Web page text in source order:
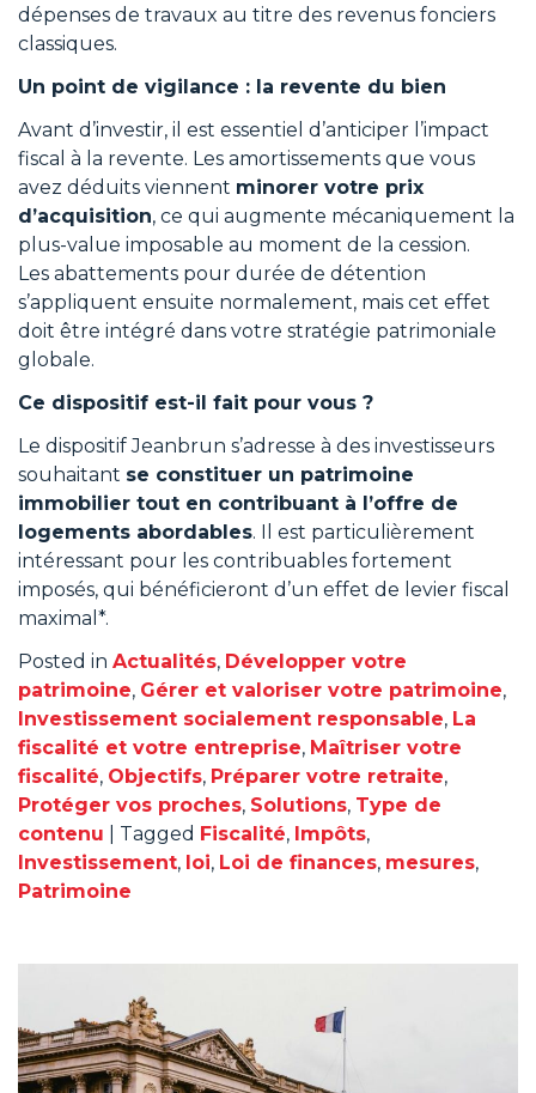
dépenses de travaux au titre des revenus fonciers
classiques.
Un point de vigilance : la revente du bien
Avant d’investir, il est essentiel d’anticiper l’impact
fiscal à la revente. Les amortissements que vous
avez déduits viennent minorer votre prix
d’acquisition, ce qui augmente mécaniquement la
plus-value imposable au moment de la cession.
Les abattements pour durée de détention
s’appliquent ensuite normalement, mais cet effet
doit être intégré dans votre stratégie patrimoniale
globale.
Ce dispositif est-il fait pour vous ?
Le dispositif Jeanbrun s’adresse à des investisseurs
souhaitant se constituer un patrimoine
immobilier tout en contribuant à l’offre de
logements abordables. Il est particulièrement
intéressant pour les contribuables fortement
imposés, qui bénéficieront d’un effet de levier fiscal
maximal*.
Posted in Actualités, Développer votre
patrimoine, Gérer et valoriser votre patrimoine,
Investissement socialement responsable, La
fiscalité et votre entreprise, Maîtriser votre
fiscalité, Objectifs, Préparer votre retraite,
Protéger vos proches, Solutions, Type de
contenu
Tagged Fiscalité, Impôts,
Investissement, loi, Loi de finances, mesures,
Patrimoine